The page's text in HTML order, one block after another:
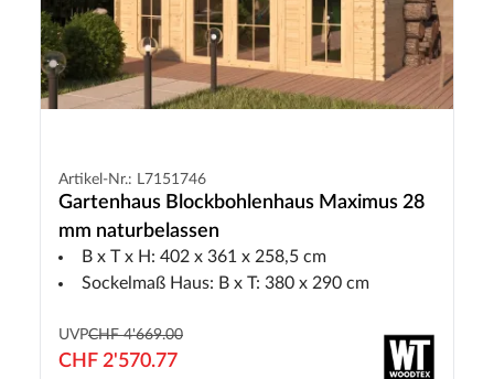
Artikel-Nr.: L7151746
Gartenhaus Blockbohlenhaus Maximus 28
mm naturbelassen
B x T x H: 402 x 361 x 258,5 cm
Sockelmaß Haus: B x T: 380 x 290 cm
UVPCHF 4'669.00
CHF 2'570.77